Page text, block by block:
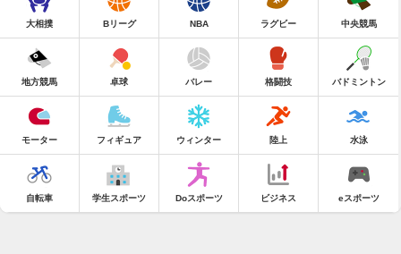
大相撲 Bリーグ NBA ラグビー 中央競馬
地方競馬 卓球 バレー 格闘技 バドミントン
モーター フィギュア ウィンター 陸上 水泳
自転車 学生スポーツ Doスポーツ ビジネス eスポーツ